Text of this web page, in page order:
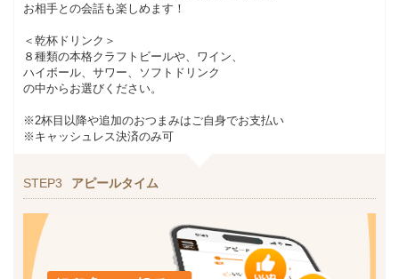
お相手との会話も楽しめます！
＜乾杯ドリンク＞
８種類の本格クラフトビールや、ワイン、
ハイボール、サワー、ソフトドリンク
の中からお選びください。
※2杯目以降や追加のおつまみはご自身でお支払い
※キャッシュレス決済のみ可
STEP3 アピールタイム